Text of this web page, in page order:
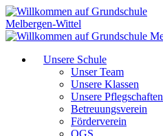
Unsere Schule
Unser Team
Unsere Klassen
Unsere Pflegschaften
Betreuungsverein
Förderverein
OGS